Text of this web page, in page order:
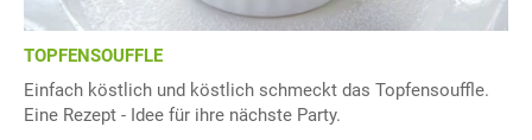
TOPFENSOUFFLE
Einfach köstlich und köstlich schmeckt das Topfensouffle.
Eine Rezept - Idee für ihre nächste Party.